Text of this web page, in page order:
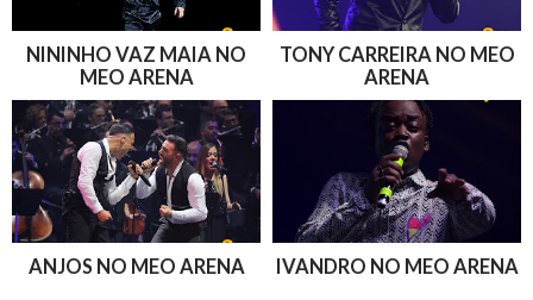
NININHO VAZ MAIA NO
MEO ARENA
TONY CARREIRA NO MEO
ARENA
ANJOS NO MEO ARENA IVANDRO NO MEO ARENA